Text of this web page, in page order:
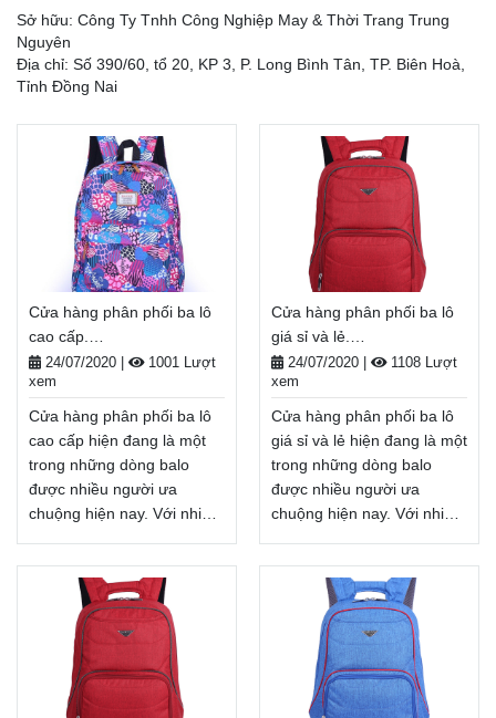
Sở hữu: Công Ty Tnhh Công Nghiệp May & Thời Trang Trung
Nguyên
Địa chỉ: Số 390/60, tổ 20, KP 3, P. Long Bình Tân, TP. Biên Hoà,
Tỉnh Đồng Nai
Cửa hàng phân phối ba lô
cao cấp.
Balodep.shop|CHUYÊN
BALO-TÚI XÁCH–VALI ĐẸP
24/07/2020
1001 Lượt
xem
Cửa hàng phân phối ba lô
cao cấp hiện đang là một
trong những dòng balo
được nhiều người ưa
chuộng hiện nay. Với nhiều
này là sự lựa chọn lý tưởng
để bảo vệ các đồ dùng bên
trong balo luôn an toàn
trong mọi điều kiện. Cửa
hàng phân phối ba lô cao
cấp là người bạn đồng
hành của bạn trong mỗi
Cửa hàng phân phối ba lô
giá sỉ và lẻ.
Balodep.shop|CHUYÊN
BALO-TÚI XÁCH–VALI ĐẸP
24/07/2020
1108 Lượt
xem
Cửa hàng phân phối ba lô
giá sỉ và lẻ hiện đang là một
trong những dòng balo
được nhiều người ưa
chuộng hiện nay. Với nhiều
này là sự lựa chọn lý tưởng
để bảo vệ các đồ dùng bên
trong balo luôn an toàn
trong mọi điều kiện. Cửa
hàng phân phối ba lô giá sỉ
và lẻ là người bạn đồng
hành của bạn trong mỗi